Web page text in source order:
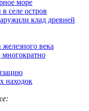
море
селе остров
клад древней
века
находок